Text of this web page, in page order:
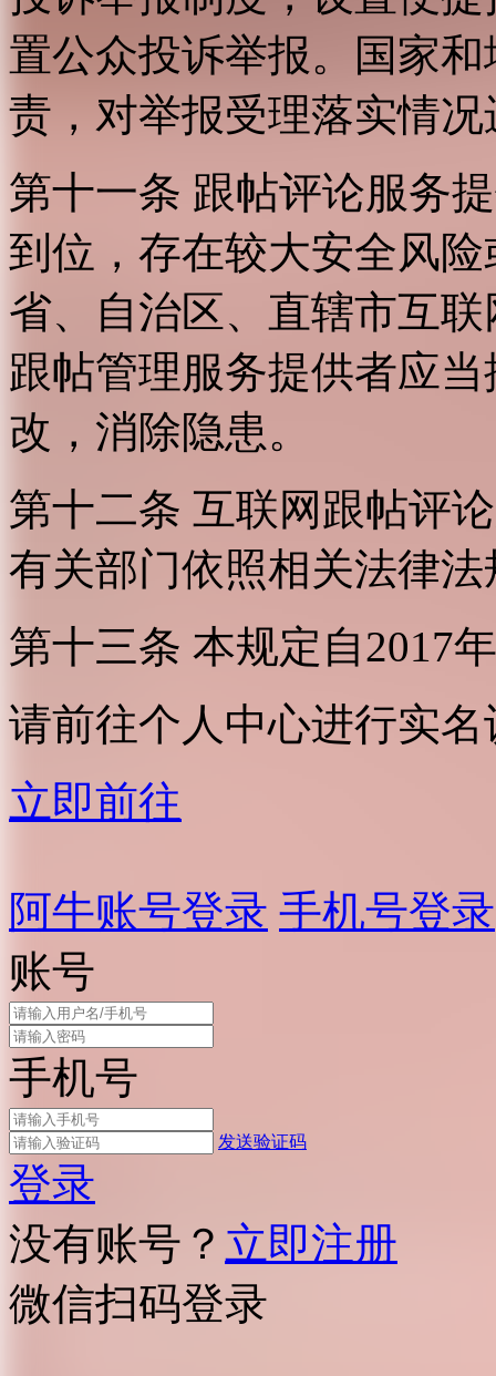
置公众投诉举报。国家
责，对举报受理落实情
第十一条 跟帖评论服务
到位，存在较大安全风
省、自治区、直辖市互
跟帖管理服务提供者应
改，消除隐患。
第十二条 互联网跟帖评
有关部门依照相关法律
第十三条 本规定自2017
请前往个人中心进行实名
立即前往
阿牛账号登录 手机号登录
账号
手机号
发送验证码
登录
没有账号？ 立即注册
微信扫码登录